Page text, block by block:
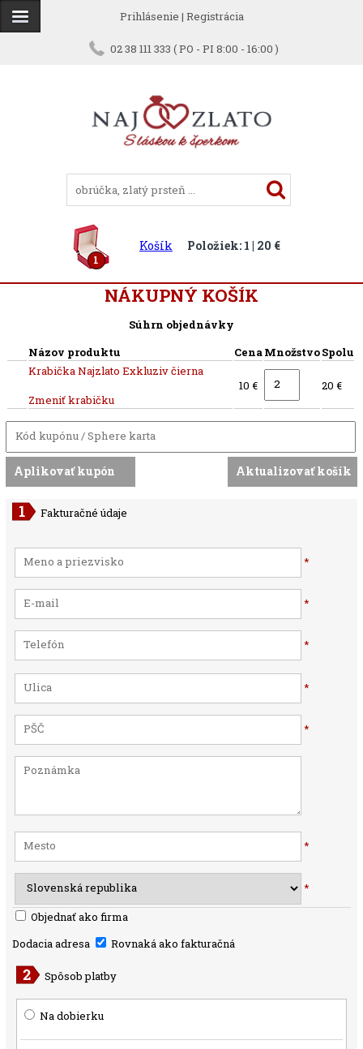
Prihlásenie | Registrácia
02 38 111 333 ( PO - PI 8:00 - 16:00 )
1
Košík Položiek: 1 | 20 €
NÁKUPNÝ KOŠÍK
Súhrn objednávky
Názov produktu
CenaMnožstvoSpolu
Krabička Najzlato Exkluziv čierna
Zmeniť krabičku
10 € 20 €
Fakturačné údaje
*
*
*
*
*
*
*
Objednať ako firma
Dodacia adresa
Rovnaká ako fakturačná
Spôsob platby
Na dobierku